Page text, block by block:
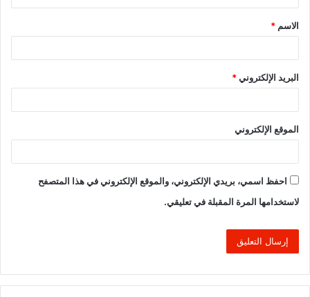
ق
*
الاسم *
البريد الإلكتروني*
الموقع الإلكتروني
احفظ اسمي، بريدي الإلكتروني، والموقع الإلكتروني في هذا المتصفح
لاستخدامها المرة المقبلة في تعليقي.